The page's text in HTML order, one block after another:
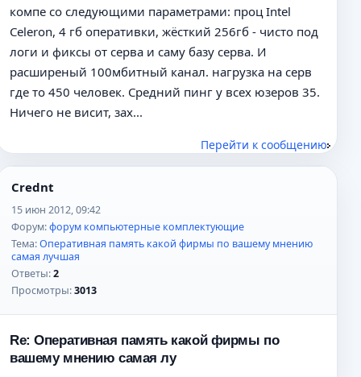
компе со следующими параметрами: проц Intel
Celeron, 4 гб оперативки, жёсткий 256гб - чисто под
логи и фиксы от серва и саму базу серва. И
расширеный 100мбитный канал. нагрузка на серв
где то 450 человек. Средний пинг у всех юзеров 35.
Ничего не висит, зах...
Перейти к сообщению
Crednt
15 июн 2012, 09:42
Форум:форум компьютерные комплектующие
Тема:Оперативная память какой фирмы по вашему мнению
самая лучшая
Ответы:2
Просмотры:3013
Re: Оперативная память какой фирмы по
вашему мнению самая лу